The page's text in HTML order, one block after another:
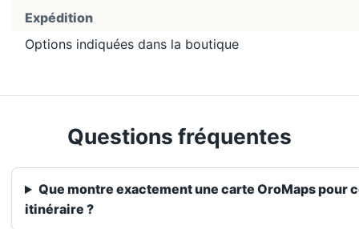
Expédition
Options indiquées dans la boutique
Questions fréquentes
Que montre exactement une carte OroMaps pour
itinéraire ?